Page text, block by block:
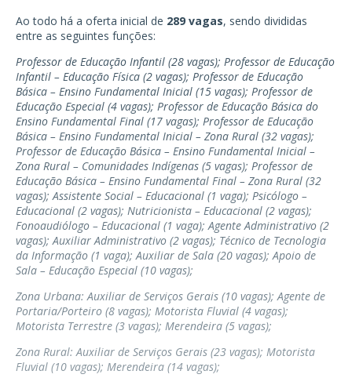
Ao todo há a oferta inicial de 289 vagas, sendo divididas
entre as seguintes funções:
Professor de Educação Infantil (28 vagas); Professor de Educação
Infantil – Educação Física (2 vagas); Professor de Educação
Básica – Ensino Fundamental Inicial (15 vagas); Professor de
Educação Especial (4 vagas); Professor de Educação Básica do
Ensino Fundamental Final (17 vagas); Professor de Educação
Básica – Ensino Fundamental Inicial – Zona Rural (32 vagas);
Professor de Educação Básica – Ensino Fundamental Inicial –
Zona Rural – Comunidades Indígenas (5 vagas); Professor de
Educação Básica – Ensino Fundamental Final – Zona Rural (32
vagas); Assistente Social – Educacional (1 vaga); Psicólogo –
Educacional (2 vagas); Nutricionista – Educacional (2 vagas);
Fonoaudiólogo – Educacional (1 vaga); Agente Administrativo (2
vagas); Auxiliar Administrativo (2 vagas); Técnico de Tecnologia
da Informação (1 vaga); Auxiliar de Sala (20 vagas); Apoio de
Sala – Educação Especial (10 vagas);
Zona Urbana: Auxiliar de Serviços Gerais (10 vagas); Agente de
Portaria/Porteiro (8 vagas); Motorista Fluvial (4 vagas);
Motorista Terrestre (3 vagas); Merendeira (5 vagas);
Zona Rural: Auxiliar de Serviços Gerais (23 vagas); Motorista
Fluvial (10 vagas); Merendeira (14 vagas);